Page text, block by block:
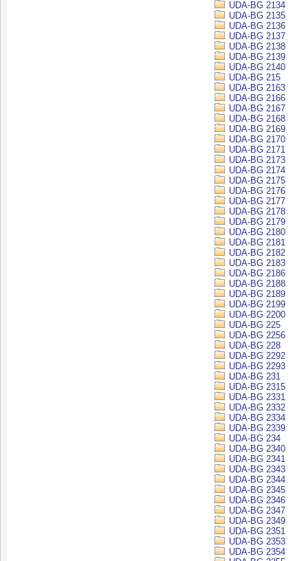
UDA-BG 2134
UDA-BG 2135
UDA-BG 2136
UDA-BG 2137
UDA-BG 2138
UDA-BG 2139
UDA-BG 2140
UDA-BG 215
UDA-BG 2163
UDA-BG 2166
UDA-BG 2167
UDA-BG 2168
UDA-BG 2169
UDA-BG 2170
UDA-BG 2171
UDA-BG 2173
UDA-BG 2174
UDA-BG 2175
UDA-BG 2176
UDA-BG 2177
UDA-BG 2178
UDA-BG 2179
UDA-BG 2180
UDA-BG 2181
UDA-BG 2182
UDA-BG 2183
UDA-BG 2186
UDA-BG 2188
UDA-BG 2189
UDA-BG 2199
UDA-BG 2200
UDA-BG 225
UDA-BG 2256
UDA-BG 228
UDA-BG 2292
UDA-BG 2293
UDA-BG 231
UDA-BG 2315
UDA-BG 2331
UDA-BG 2332
UDA-BG 2334
UDA-BG 2339
UDA-BG 234
UDA-BG 2340
UDA-BG 2341
UDA-BG 2343
UDA-BG 2344
UDA-BG 2345
UDA-BG 2346
UDA-BG 2347
UDA-BG 2349
UDA-BG 2351
UDA-BG 2353
UDA-BG 2354